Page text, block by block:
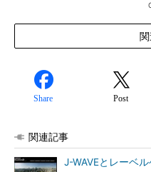
Share Post
関連記事
J-WAVEとレーベ